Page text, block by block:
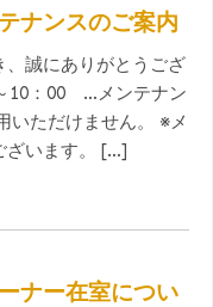
ナンスのご案内
、誠にありがとうござ
10：00 …メンテナン
いただけません。 ※メ
ざいます。 […]
ナー在室につい